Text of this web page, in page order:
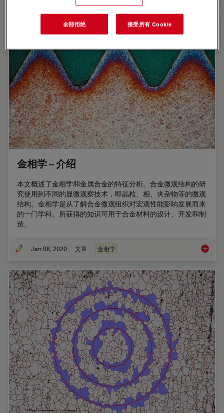
金相学 – 介绍
本文概述了金相学和金属合金的特征分析。合金微观结构的研
究使用到不同的显微观察技术，即晶粒、相、夹杂物等的微观
结构。金相学是从了解合金微观组织对宏观性能影响发展而来
的一门学科。所获得的知识可用于合金材料的设计、开发和制
造。
Jan 08, 2020 文章 金相学 金相学
全部拒绝 接受所有 Cookie